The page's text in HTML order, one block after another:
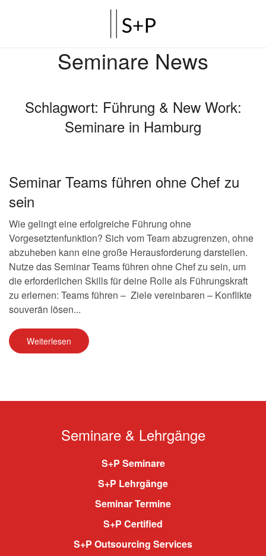
Seminare News
Schlagwort: Führung & New Work:
Seminare in Hamburg
Seminar Teams führen ohne Chef zu
sein
Wie gelingt eine erfolgreiche Führung ohne
Vorgesetztenfunktion? Sich vom Team abzugrenzen, ohne
abzuheben kann eine große Herausforderung darstellen.
Nutze das Seminar Teams führen ohne Chef zu sein, um
die erforderlichen Skills für deine Rolle als Führungskraft
zu erlernen: Teams führen – Ziele vereinbaren – Konflikte
souverän lösen...
Weiterlesen
Seminare & Lehrgänge
S+P Seminare
S+P Lehrgänge
Seminar Termine
S+P Certified
S+P Outsourcing Services